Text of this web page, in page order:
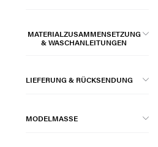
MATERIALZUSAMMENSETZUNG
& WASCHANLEITUNGEN
LIEFERUNG & RÜCKSENDUNG
MODELMASSE